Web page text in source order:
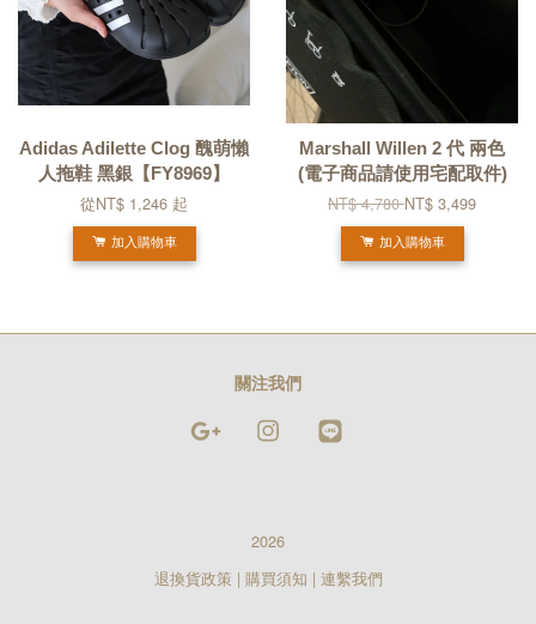
Adidas Adilette Clog 醜萌懶
人拖鞋 黑銀【FY8969】
從NT$ 1,246 起
加入購物車
Marshall Willen 2 代 兩色
(電子商品請使用宅配取件)
NT$ 4,780NT$ 3,499
加入購物車
關注我們
Google Instagram
2026
退換貨政策 | 購買須知 | 連繫我們